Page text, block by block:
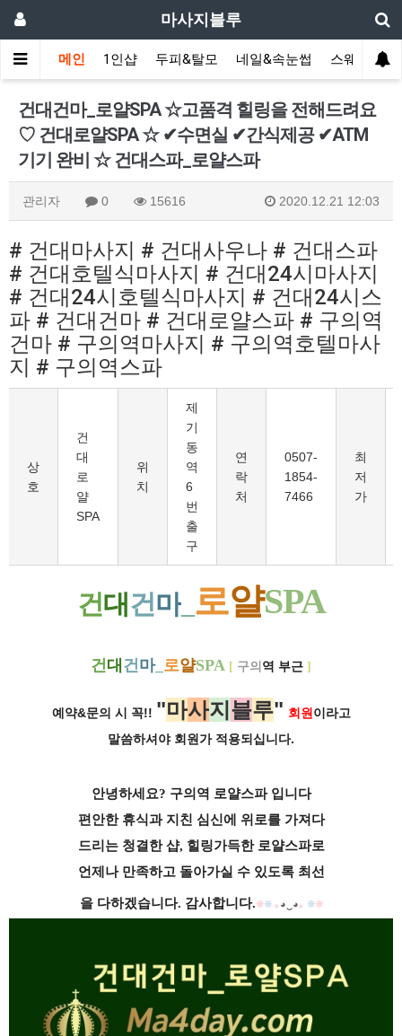
마사지블루
메인 1인샵 두피&탈모 네일&속눈썹 스웨디시(
건대건마_로얄SPA ☆고품격 힐링을 전해드려요
♡ 건대로얄SPA ☆ ✔수면실 ✔간식제공 ✔ATM
기기 완비 ☆ 건대스파_로얄스파
관리자 0 15616 2020.12.21 12:03
# 건대마사지 # 건대사우나 # 건대스파
# 건대호텔식마사지 # 건대24시마사지
# 건대24시호텔식마사지 # 건대24시스
파 # 건대건마 # 건대로얄스파 # 구의역
건마 # 구의역마사지 # 구의역호텔마사
지 # 구의역스파
상
호
건
대
로
얄
SPA
위
치
제
기
동
역
6
번
출
구
연
락
처
0507-
1854-
7466
최
저
가
건대 건마_ 로얄SPA
건대 건마_ 로얄SPA [ 구의 역 부근 ]
예약&문의 시 꼭!! "마사지 블루" 회원 이라고
말씀하셔야 회원가 적용되십니다.
안녕하세요? 구의역 로얄스파 입니다
편안한 휴식과 지친 심신에 위로를 가져다
드리는 청결한 샵, 힐링가득한 로얄스파로
언제나 만족하고 돌아가실 수 있도록 최선
을 다하겠습니다. 감사합니다.❊❊ ｡ ◕‿◕｡ ❊❊